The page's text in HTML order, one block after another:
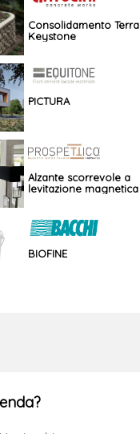
Consolidamento Terra
Keystone
PICTURA
Alzante scorrevole a
levitazione magnetica
BIOFINE